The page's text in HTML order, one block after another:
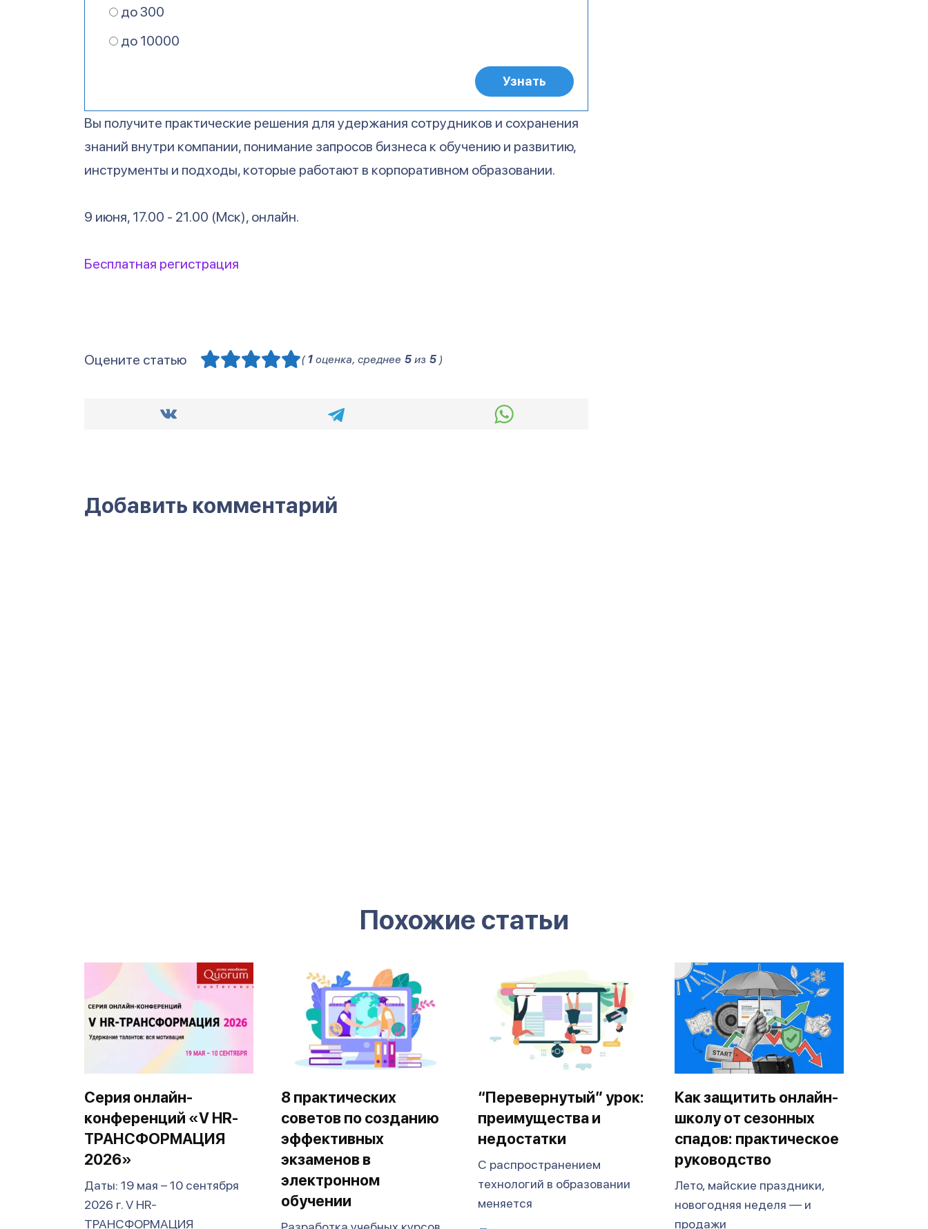
до 300
до 10000
Вы получите практические решения для удержания сотрудников и сохранения
знаний внутри компании, понимание запросов бизнеса к обучению и развитию,
инструменты и подходы, которые работают в корпоративном образовании.
9 июня, 17.00 - 21.00 (Мск), онлайн.
Бесплатная регистрация
Оцените статью (1 оценка, среднее 5 из 5 )
Добавить комментарий
Похожие статьи
Серия онлайн-
конференций «V HR-
ТРАНСФОРМАЦИЯ
2026»
Даты: 19 мая – 10 сентября
2026 г. V HR-
ТРАНСФОРМАЦИЯ
8 практических
советов по созданию
эффективных
экзаменов в
электронном
обучении
“Перевернутый” урок:
преимущества и
недостатки
С распространением
технологий в образовании
меняется
Как защитить онлайн-
школу от сезонных
спадов: практическое
руководство
Лето, майские праздники,
новогодняя неделя — и
продажи